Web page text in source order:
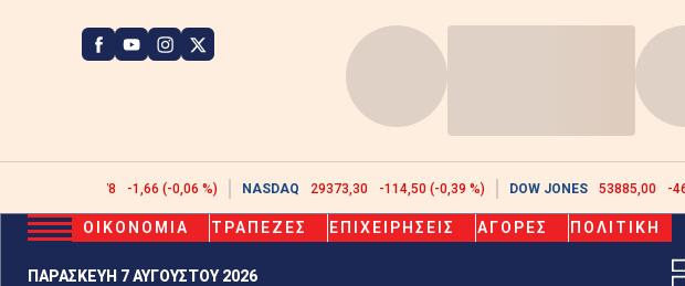
2606,78 -1,66 (-0,06 %) NASDAQ 29373,30 -114,50 (-0,39 %) DOW JONES 53885,00 -
ΠΑΡΑΣΚΕΥΗ 7 ΑΥΓΟΥΣΤΟΥ 2026
ΟΙΚΟΝΟΜΙΑ ΤΡΑΠΕΖΕΣ ΕΠΙΧΕΙΡΗΣΕΙΣ ΑΓΟΡΕΣ ΠΟΛΙΤΙΚΗ